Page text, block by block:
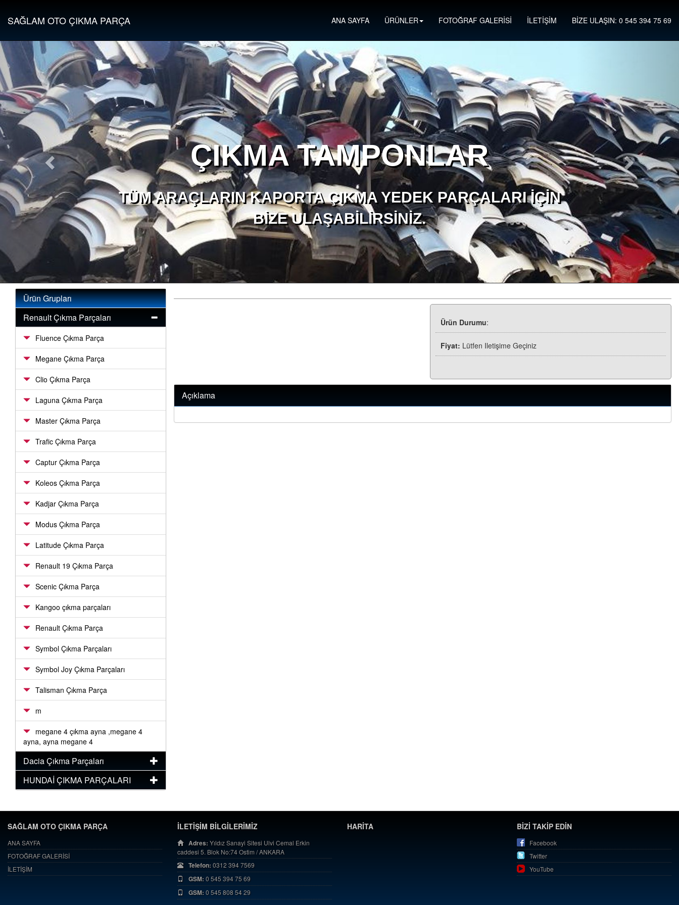
SAĞLAM OTO ÇIKMA PARÇA ANA SAYFA ÜRÜNLER FOTOĞRAF GALERİSİ İLETİŞİM BİZE ULAŞIN: 0 545 394 75 69
ÇIKMA TAMPONLAR
TÜM ARAÇLARIN KAPORTA ÇIKMA YEDEK PARÇALARI İÇIN
BIZE ULAŞABILIRSINIZ.
Ürün Grupları
Renault Çıkma Parçaları
Fluence Çıkma Parça
Megane Çıkma Parça
Clio Çıkma Parça
Laguna Çıkma Parça
Master Çıkma Parça
Trafic Çıkma Parça
Captur Çıkma Parça
Koleos Çıkma Parça
Kadjar Çıkma Parça
Modus Çıkma Parça
Latitude Çıkma Parça
Renault 19 Çıkma Parça
Scenic Çıkma Parça
Kangoo çıkma parçaları
Renault Çıkma Parça
Symbol Çıkma Parçaları
Symbol Joy Çıkma Parçaları
Talisman Çıkma Parça
m
megane 4 çıkma ayna ,megane 4
ayna, ayna megane 4
Dacia Çıkma Parçaları
HUNDAİ ÇIKMA PARÇALARI
Ürün Durumu:
Fiyat: Lütfen Iletişime Geçiniz
Açıklama
SAĞLAM OTO ÇIKMA PARÇA
ANA SAYFA
FOTOĞRAF GALERİSİ
İLETİŞİM
İLETİŞİM BİLGİLERİMİZ
Adres: Yıldız Sanayi Sitesi Ulvi Cemal Erkin
caddesi 5. Blok No:74 Ostim / ANKARA
Telefon: 0312 394 7569
GSM: 0 545 394 75 69
GSM: 0 545 808 54 29
HARİTA BİZİ TAKİP EDİN
Facebook
Twitter
YouTube